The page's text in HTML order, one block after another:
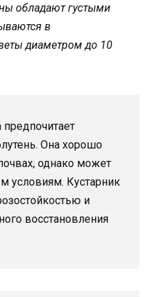
обладают густыми
в
диаметром до 10
Она хорошо
однако может
условиям. Кустарник
и
восстановления